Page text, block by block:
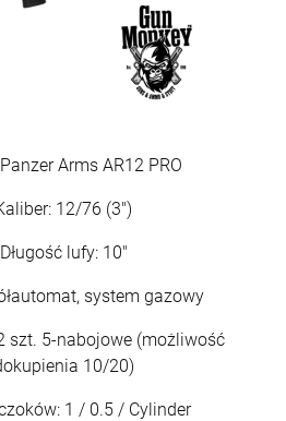
Arms AR12 PRO
12/76 (3")
Długość lufy: 10"
system gazowy
szt. 5-nabojowe (możliwość
10/20)
1 / 0.5 / Cylinder